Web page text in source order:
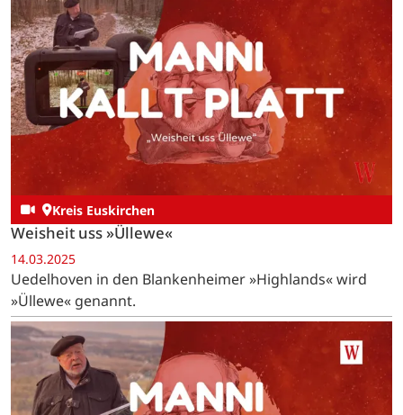
Kreis Euskirchen
Weisheit uss »Üllewe«
14.03.2025
Uedelhoven in den Blankenheimer »Highlands« wird
»Üllewe« genannt.